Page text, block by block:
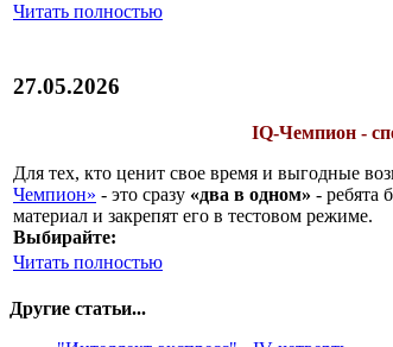
Читать полностью
27.05.2026
IQ-Чемпион -
Для тех, кто ценит свое время и выгодные
Чемпион» - это сразу «два в одном» - ребята
материал и закрепят его в тестовом режиме.
Выбирайте:
Читать полностью
Другие статьи...